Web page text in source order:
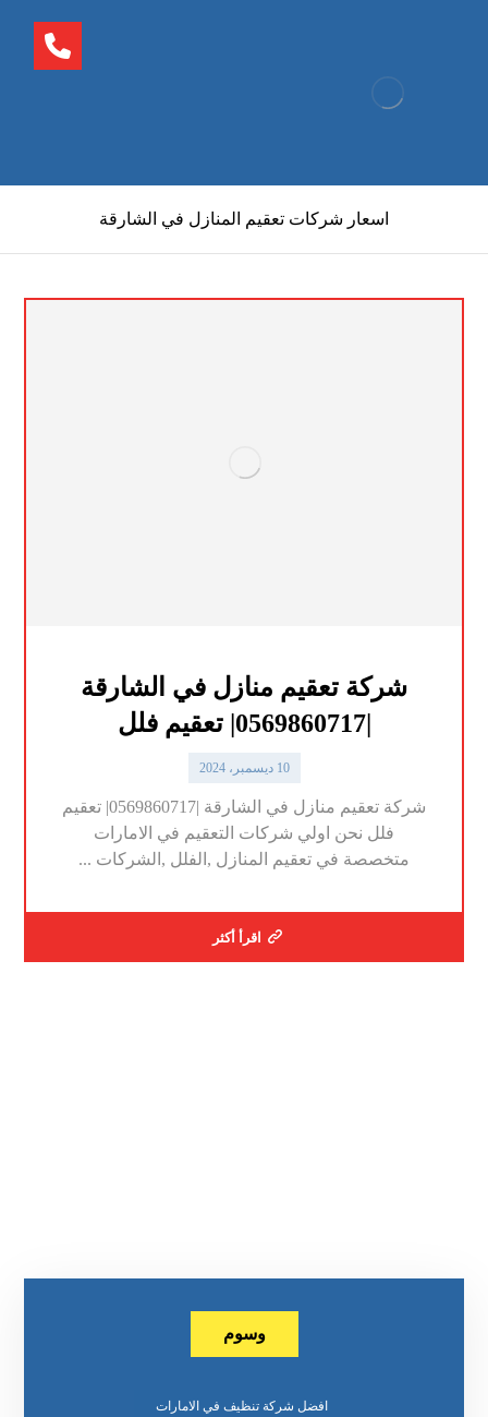
اسعار شركات تعقيم المنازل في الشارقة
شركة تعقيم منازل في الشارقة
|0569860717| تعقيم فلل
10 ديسمبر، 2024
شركة تعقيم منازل في الشارقة |0569860717| تعقيم
فلل نحن اولي شركات التعقيم في الامارات
متخصصة في تعقيم المنازل ,الفلل ,الشركات ...
اقرأ أكثر
وسوم
افضل شركة تنظيف في الامارات